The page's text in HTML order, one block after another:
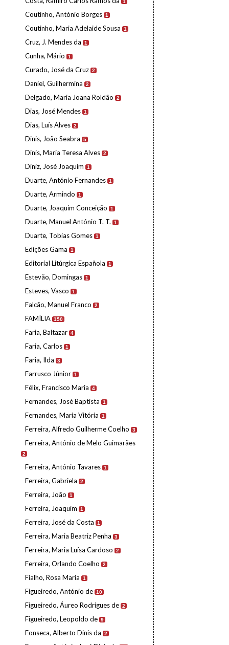
1
Coutinho, António Borges 1
Coutinho, Maria Adelaide Sousa 1
Cruz, J. Mendes da 1
Cunha, Mário 1
Curado, José da Cruz 2
Daniel, Guilhermina 2
Delgado, Maria Joana Roldão 2
Dias, José Mendes 1
Dias, Luís Alves 2
Dinis, João Seabra 5
Dinis, Maria Teresa Alves 2
Diniz, José Joaquim 1
Duarte, António Fernandes 1
Duarte, Armindo 1
Duarte, Joaquim Conceição 1
Duarte, Manuel António T. T. 1
Duarte, Tobias Gomes 1
Edições Gama 1
Editorial Litúrgica Española 1
Estevão, Domingas 1
Esteves, Vasco 1
Falcão, Manuel Franco 2
FAMÍLIA 150
Faria, Baltazar 4
Faria, Carlos 1
Faria, Ilda 3
Farrusco Júnior 1
Félix, Francisco Maria 4
Fernandes, José Baptista 1
Fernandes, Maria Vitória 1
Ferreira, Alfredo Guilherme Coelho 3
Ferreira, António de Melo Guimarães
2
Ferreira, António Tavares 1
Ferreira, Gabriela 2
Ferreira, João 1
Ferreira, Joaquim 1
Ferreira, José da Costa 1
Ferreira, Maria Beatriz Penha 3
Ferreira, Maria Luísa Cardoso 2
Ferreira, Orlando Coelho 2
Fialho, Rosa Maria 1
Figueiredo, António de 10
Figueiredo, Áureo Rodrigues de 2
Figueiredo, Leopoldo de 9
Fonseca, Alberto Dinis da 2